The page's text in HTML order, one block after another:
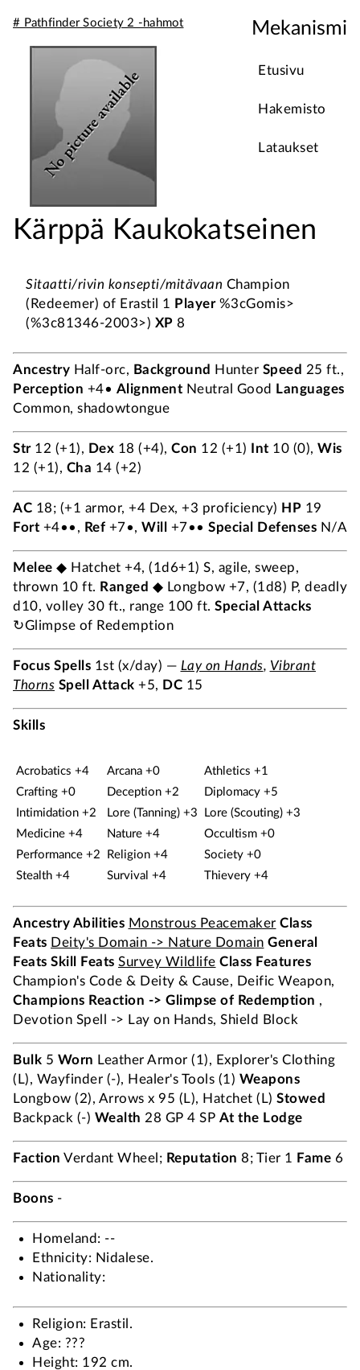
Mekanismi
Etusivu
Hakemisto
Lataukset
# Pathfinder Society 2 -hahmot
Kärppä Kaukokatseinen
Sitaatti/rivin konsepti/mitävaan Champion
(Redeemer) of Erastil 1 Player%3cGomis>
(%3c81346-2003>) XP 8
Ancestry Half-orc, Background Hunter Speed 25 ft.,
Perception +4• Alignment Neutral Good
Languages
Common, shadowtongue
Str12 (+1), Dex 18 (+4), Con 12 (+1) Int 10 (0), Wis
12 (+1), Cha 14 (+2)
AC 18; (+1 armor, +4 Dex, +3 proficiency) HP 19
Fort +4••, Ref +7•, Will +7•• Special Defenses N/A
Melee ◆ Hatchet +4, (1d6+1) S, agile, sweep,
thrown 10 ft. Ranged ◆ Longbow +7, (1d8) P, deadly
d10, volley 30 ft., range 100 ft. Special Attacks
↻Glimpse of Redemption
Focus Spells 1st (x/day) — Lay on Hands, Vibrant
Thorns Spell Attack +5, DC 15
Skills
Acrobatics +4 Arcana +0
Athletics +1
Crafting +0
Deception +2
Diplomacy +5
Intimidation +2
Lore (Tanning) +3
Lore (Scouting) +3
Medicine +4
Nature +4
Occultism +0
Performance +2
Religion +4
Society +0
Stealth +4
Survival +4 Thievery +4
Ancestry Abilities Monstrous Peacemaker Class
Feats Deity's Domain -> Nature Domain General
Feats Skill Feats Survey Wildlife Class Features
Champion's Code & Deity & Cause, Deific Weapon,
Champions Reaction -> Glimpse of Redemption ,
Devotion Spell -> Lay on Hands, Shield Block
Bulk 5 Worn Leather Armor (1), Explorer's Clothing
(L), Wayfinder (-), Healer's Tools (1) Weapons
Longbow (2), Arrows x 95 (L), Hatchet (L) Stowed
Backpack (-) Wealth 28 GP 4 SP At the Lodge
Faction Verdant Wheel; Reputation 8; Tier 1 Fame 6
Boons -
Homeland: --
Ethnicity: Nidalese.
Nationality:
Religion: Erastil.
Age: ???
Height: 192 cm.